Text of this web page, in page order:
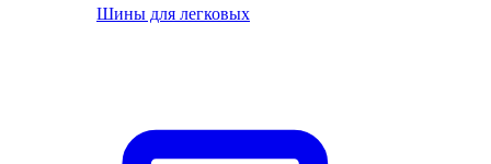
Шины для легковых